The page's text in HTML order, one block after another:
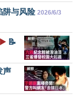
阱与风险 2026/6/3
▶️ 📝
声